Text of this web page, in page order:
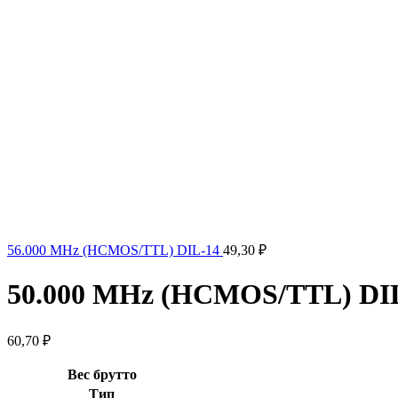
56.000 MHz (HCMOS/TTL) DIL-14 49,30 ₽
50.000 MHz (HCMOS/TTL)
60,70 ₽
Вес брутто
Тип